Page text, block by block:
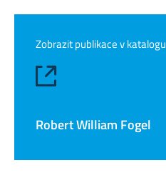
Zobrazit publikace v katalogu
Robert William Fogel